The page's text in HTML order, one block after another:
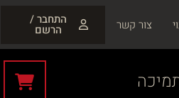
צור קשר התחבר /
הרשם